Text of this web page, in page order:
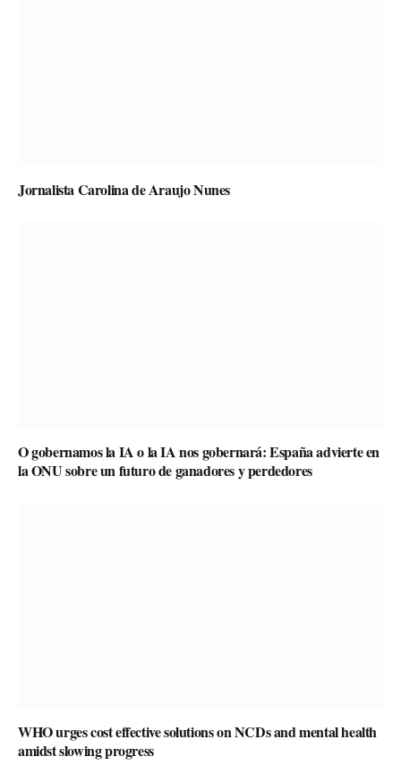
Jornalista Carolina de Araujo Nunes
O gobernamos la IA o la IA nos gobernará: España advierte en
la ONU sobre un futuro de ganadores y perdedores
WHO urges cost effective solutions on NCDs and mental health
amidst slowing progress